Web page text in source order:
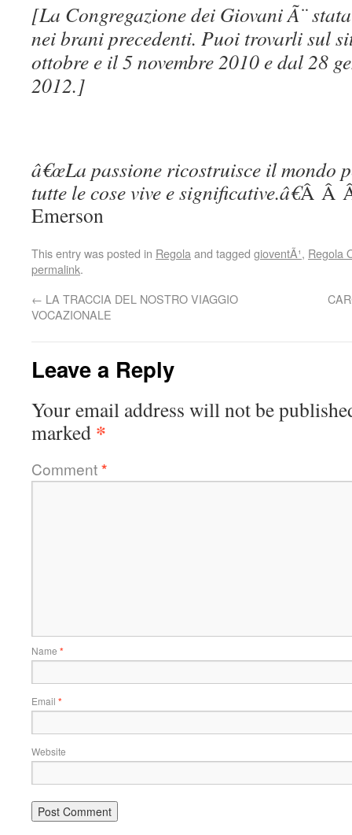
[La Congregazione dei Giovani Ã¨
nei brani precedenti. Puoi trovarli sul
ottobre e il 5 novembre 2010 e dal 28
2012.]
â€œLa passione ricostruisce il mondo
tutte le cose vive e significative.â€Â Â
Emerson
This entry was posted in Regola and tagged gioventÃ¹, Regola
permalink.
← LA TRACCIA DEL NOSTRO VIAGGIO
VOCAZIONALE
Leave a Reply
Your email address will not be
marked *
Comment*
Name *
Email *
Website